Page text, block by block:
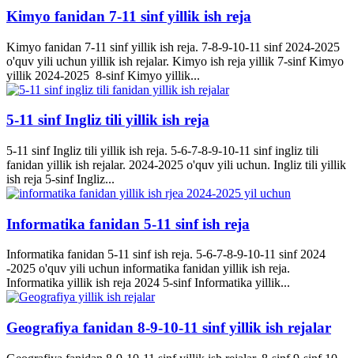
Kimyo fanidan 7-11 sinf yillik ish reja
Kimyo fanidan 7-11 sinf yillik ish reja. 7-8-9-10-11 sinf 2024-2025
o'quv yili uchun yillik ish rejalar. Kimyo ish reja yillik 7-sinf Kimyo
yillik 2024-2025 8-sinf Kimyo yillik...
5-11 sinf Ingliz tili yillik ish reja
5-11 sinf Ingliz tili yillik ish reja. 5-6-7-8-9-10-11 sinf ingliz tili
fanidan yillik ish rejalar. 2024-2025 o'quv yili uchun. Ingliz tili yillik
ish reja 5-sinf Ingliz...
Informatika fanidan 5-11 sinf ish reja
Informatika fanidan 5-11 sinf ish reja. 5-6-7-8-9-10-11 sinf 2024
-2025 o'quv yili uchun informatika fanidan yillik ish reja.
Informatika yillik ish reja 2024 5-sinf Informatika yillik...
Geografiya fanidan 8-9-10-11 sinf yillik ish rejalar